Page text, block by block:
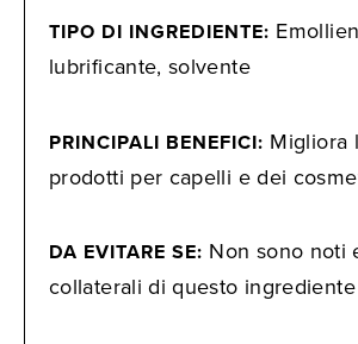
TIPO DI INGREDIENTE:
lubrificante, solvente
PRINCIPALI BENEFICI: Migliora
prodotti per capelli e dei
DA EVITARE SE: Non sono noti
collaterali di questo ingrediente